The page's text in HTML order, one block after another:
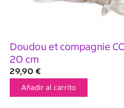
Doudou et compagnie
20 cm
29,90 €
Añadir al carrito